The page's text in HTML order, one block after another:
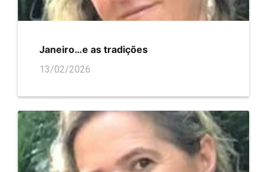
Janeiro…e as tradições
13/02/2026